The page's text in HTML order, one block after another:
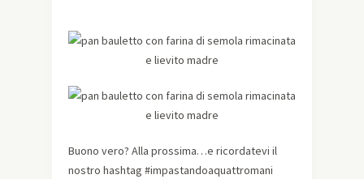
Buono vero? Alla prossima…e ricordatevi il
nostro hashtag #impastandoaquattromani